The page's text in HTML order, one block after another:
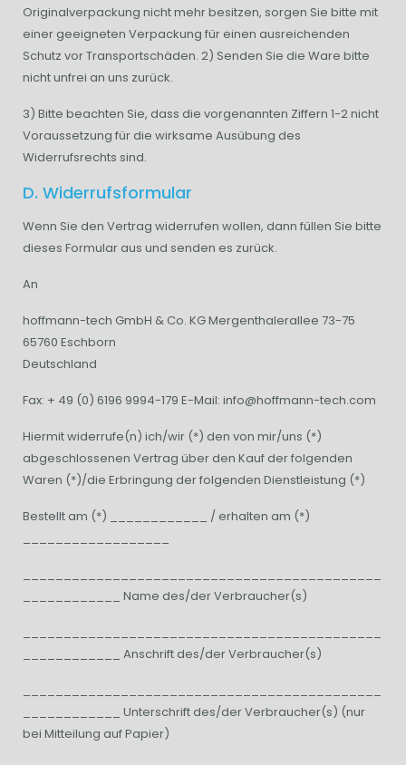
Originalverpackung nicht mehr besitzen, sorgen Sie bitte mit
einer geeigneten Verpackung für einen ausreichenden
Schutz vor Transportschäden. 2) Senden Sie die Ware bitte
nicht unfrei an uns zurück.
3) Bitte beachten Sie, dass die vorgenannten Ziffern 1-2 nicht
Voraussetzung für die wirksame Ausübung des
Widerrufsrechts sind.
D. Widerrufsformular
Wenn Sie den Vertrag widerrufen wollen, dann füllen Sie bitte
dieses Formular aus und senden es zurück.
An
hoffmann-tech GmbH & Co. KG Mergenthalerallee 73-75
65760 Eschborn
Deutschland
Fax: + 49 (0) 6196 9994-179 E-Mail: info@hoffmann-tech.com
Hiermit widerrufe(n) ich/wir (*) den von mir/uns (*)
abgeschlossenen Vertrag über den Kauf der folgenden
Waren (*)/die Erbringung der folgenden Dienstleistung (*)
Bestellt am (*) ____________ / erhalten am (*)
____________ Name des/der Verbraucher(s)
____________ Anschrift des/der Verbraucher(s)
____________ Unterschrift des/der Verbraucher(s) (nur
bei Mitteilung auf Papier)